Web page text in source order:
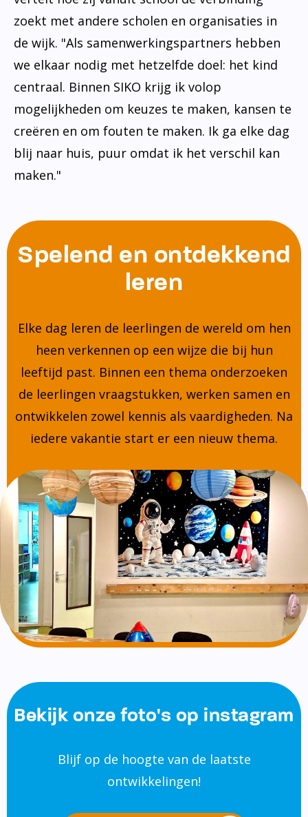
zoekt met andere scholen en organisaties in
de wijk. "Als samenwerkingspartners hebben
we elkaar nodig met hetzelfde doel: het kind
centraal. Binnen SIKO krijg ik volop
mogelijkheden om keuzes te maken, kansen te
creëren en om fouten te maken. Ik ga elke dag
blij naar huis, puur omdat ik het verschil kan
maken."
Spelend en ontdekkend
leren
Elke dag leren de leerlingen de wereld om hen
heen verkennen op een wijze die bij hun
leeftijd past. Binnen een thema onderzoeken
de leerlingen vraagstukken, werken samen en
ontwikkelen zowel kennis als vaardigheden. Na
iedere vakantie start er een nieuw thema.
Bekijk onze foto's op instagram
Blijf op de hoogte van de laatste
ontwikkelingen!